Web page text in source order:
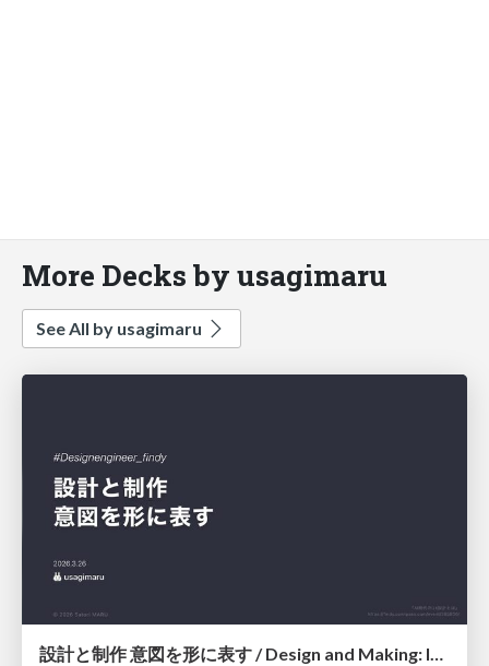
More Decks by usagimaru
See All by usagimaru
設計と制作 意図を形に表す / Design and Making: Intent Made Form